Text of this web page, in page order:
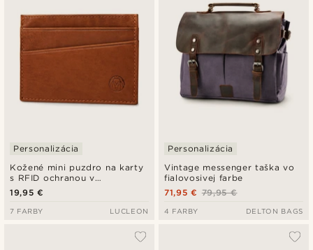
Kožené mini puzdro na karty
s RFID ochranou v
bledohnedej farbe Cambodia
Personalizácia
19,95 €
7 FARBY LUCLEON
Vintage messenger taška vo
fialovosivej farbe
Personalizácia
79,95 €
71,95 €
4 FARBY DELTON BAGS